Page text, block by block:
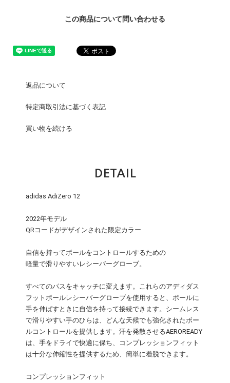
この商品について問い合わせる
返品について
特定商取引法に基づく表記
買い物を続ける
DETAIL
adidas AdiZero 12
2022年モデル
QRコードがデザインされた限定カラー
自信を持ってボールをコントロールするための
軽量で滑りやすいレシーバーグローブ。
すべてのパスをキャッチに変えます。これらのアディダス
フットボールレシーバーグローブを使用すると、ボールに
手を伸ばすときに自信を持って接続できます。シームレス
で滑りやすい手のひらは、どんな天候でも強化されたボー
ルコントロールを提供します。汗を発散させるAEROREADY
は、手をドライで快適に保ち、コンプレッションフィット
は十分な伸縮性を提供するため、簡単に着脱できます。
コンプレッションフィット